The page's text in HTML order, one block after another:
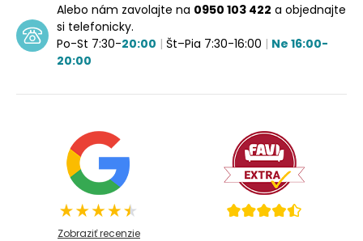
Alebo nám zavolajte na 0950 103 422 a objednajte
si telefonicky.
Po-St 7:30-20:00 | Št–Pia 7:30-16:00 | Ne 16:00-
20:00
Zobraziť recenzie